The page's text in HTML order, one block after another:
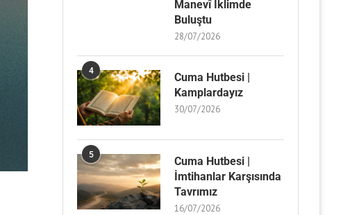
Manevî İklimde
Buluştu
28/07/2026
4
Cuma Hutbesi |
Kamplardayız
30/07/2026
5
Cuma Hutbesi |
İmtihanlar Karşısında
Tavrımız
16/07/2026